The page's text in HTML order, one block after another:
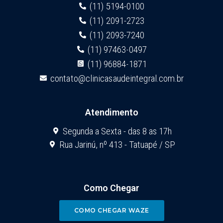
(11) 5194-0100
(11) 2091-2723
(11) 2093-7240
(11) 97463-0497
(11) 96884-1871
contato@clinicasaudeintegral.com.br
Atendimento
Segunda a Sexta - das 8 as 17h
Rua Jarinú, nº 413 - Tatuapé / SP
Como Chegar
COMO CHEGAR WAZE